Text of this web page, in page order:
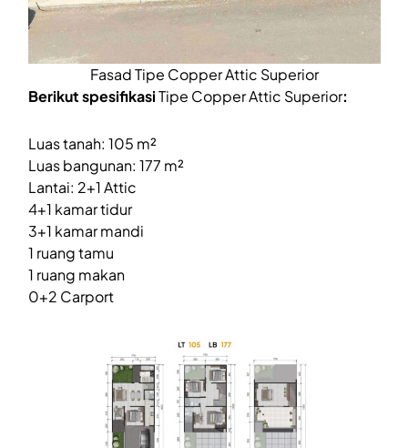
Fasad Tipe Copper Attic Superior
Berikut spesifikasiTipe Copper Attic Superior:
Luas tanah: 105 m²
Luas bangunan: 177 m²
Lantai: 2+1 Attic
4+1 kamar tidur
3+1 kamar mandi
1 ruang tamu
1 ruang makan
0+2 Carport